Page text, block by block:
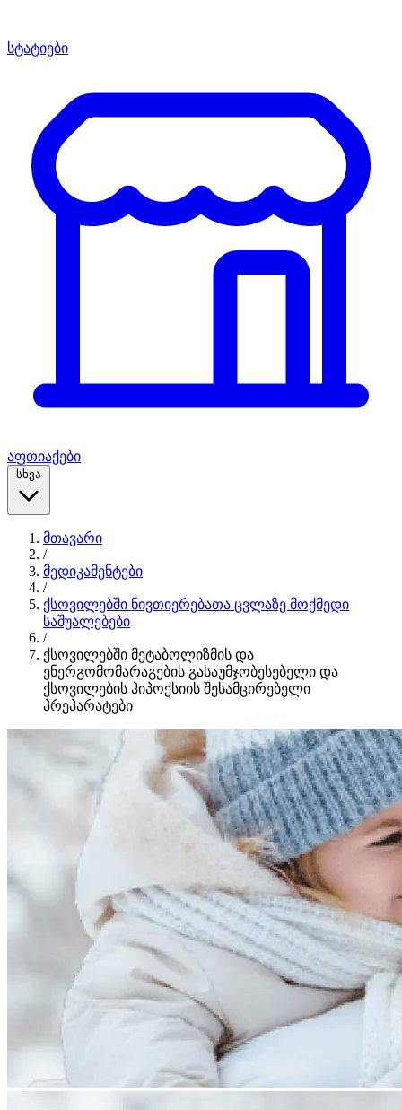
სტატიები
აფთიაქები
სხვა
მთავარი
/
მედიკამენტები
/
ქსოვილებში ნივთიერებათა ცვლაზე მოქმედი
საშუალებები
/
ქსოვილებში მეტაბოლიზმის და
ენერგომომარაგების გასაუმჯობესებელი და
ქსოვილების ჰიპოქსიის შესამცირებელი
პრეპარატები